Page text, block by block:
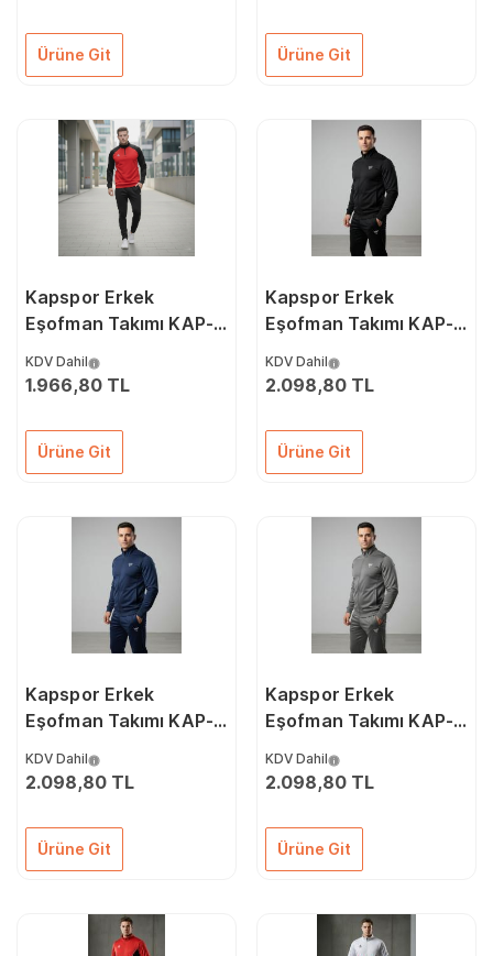
Ürüne Git Ürüne Git
Kapspor Erkek
Eşofman Takımı KAP-
KDV Dahil
1.966,80 TL
Ürüne Git
Kapspor Erkek
Eşofman Takımı KAP-
KDV Dahil
2.098,80 TL
Ürüne Git
Kapspor Erkek
Eşofman Takımı KAP-
KDV Dahil
2.098,80 TL
Ürüne Git
Kapspor Erkek
Eşofman Takımı KAP-
KDV Dahil
2.098,80 TL
Ürüne Git